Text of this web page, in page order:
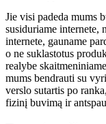
Jie visi padeda mums
susiduriame internete,
internete, gauname
o ne suklastotus
realybe
mums bendrauti su
verslo sutartis po
fizinį buvimą ir